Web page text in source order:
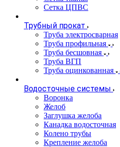
Сетка ЦПВС
Трубный прокат
Труба электросварная
Труба профильная
Труба бесшовная
Труба ВГП
Труба оцинкованная
Водосточные системы
Воронка
Желоб
Заглушка желоба
Канадка водосточная
Колено трубы
Крепление желоба